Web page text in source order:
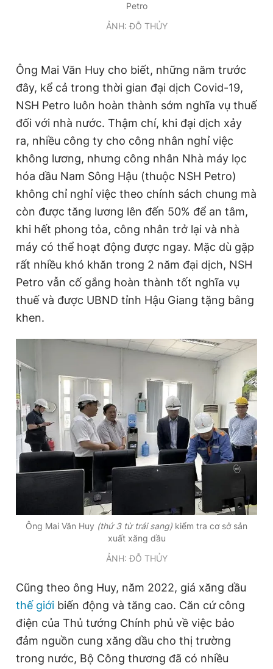
Petro
ẢNH: ĐỖ THỦY
Ông Mai Văn Huy cho biết, những năm trước
đây, kể cả trong thời gian đại dịch Covid-19,
NSH Petro luôn hoàn thành sớm nghĩa vụ thuế
đối với nhà nước. Thậm chí, khi đại dịch xảy
ra, nhiều công ty cho công nhân nghỉ việc
không lương, nhưng công nhân Nhà máy lọc
hóa dầu Nam Sông Hậu (thuộc NSH Petro)
không chỉ nghỉ việc theo chính sách chung mà
còn được tăng lương lên đến 50% để an tâm,
khi hết phong tỏa, công nhân trở lại và nhà
máy có thể hoạt động được ngay. Mặc dù gặp
rất nhiều khó khăn trong 2 năm đại dịch, NSH
Petro vẫn cố gắng hoàn thành tốt nghĩa vụ
thuế và được UBND tỉnh Hậu Giang tặng bằng
khen.
Ông Mai Văn Huy (thứ 3 từ trái sang) kiểm tra cơ sở sản
xuất xăng dầu
ẢNH: ĐỖ THỦY
Cũng theo ông Huy, năm 2022, giá xăng dầu
thế giới biến động và tăng cao. Căn cứ công
điện của Thủ tướng Chính phủ về việc bảo
đảm nguồn cung xăng dầu cho thị trường
trong nước, Bộ Công thương đã có nhiều